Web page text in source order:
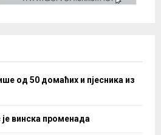
од 50 домаћих и пјесника из
винска променада